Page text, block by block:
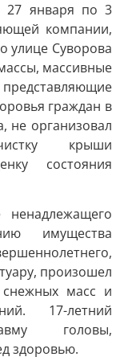
27 января по 3
компании,
улице Суворова
массивные
граждан в
не организовал
крыши
состояния
имущества
произошел
масс и
17-летний
головы,
здоровью.